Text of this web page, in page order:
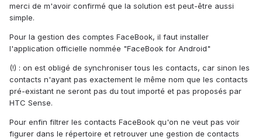
merci de m'avoir confirmé que la solution est peut-être aussi
simple.
Pour la gestion des comptes FaceBook, il faut installer
l'application officielle nommée "FaceBook for Android"
(!) : on est obligé de synchroniser tous les contacts, car sinon les
contacts n'ayant pas exactement le même nom que les contacts
pré-existant ne seront pas du tout importé et pas proposés par
HTC Sense.
Pour enfin filtrer les contacts FaceBook qu'on ne veut pas voir
figurer dans le répertoire et retrouver une gestion de contacts